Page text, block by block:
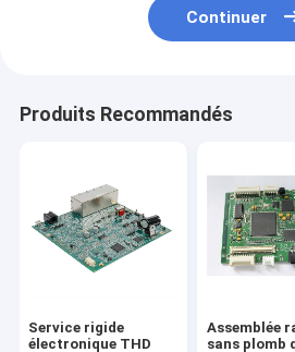
Continuer
Produits Recommandés
Service rigide
électronique THD
Assemblée
sans plomb